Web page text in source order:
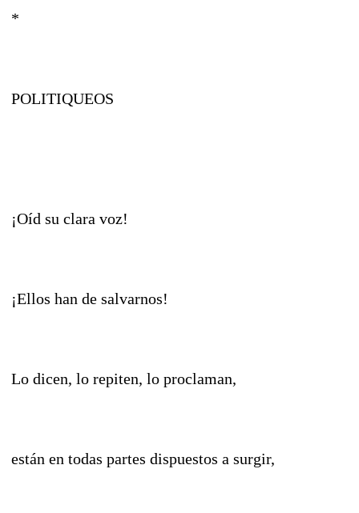
*
POLITIQUEOS
¡Oíd su clara voz!
¡Ellos han de salvarnos!
Lo dicen, lo repiten, lo proclaman,
están en todas partes dispuestos a surgir,